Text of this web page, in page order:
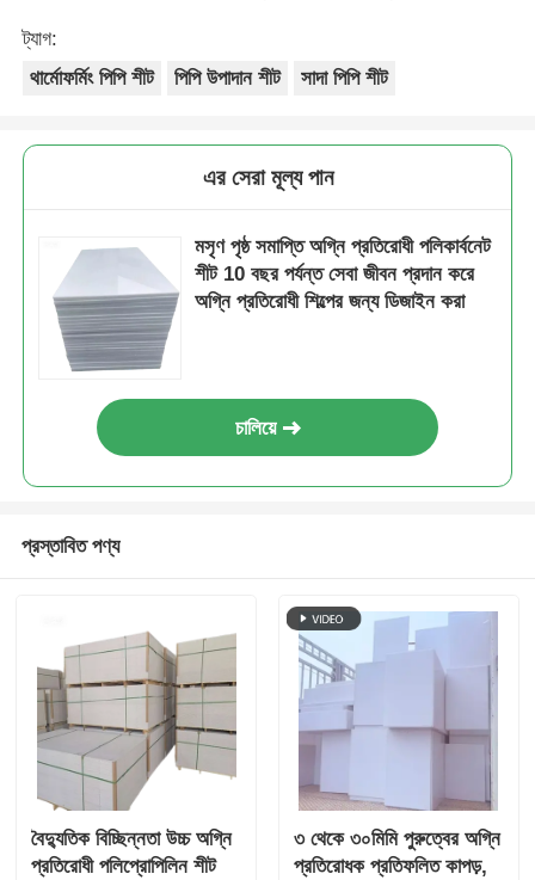
ট্যাগ:
থার্মোফর্মিং পিপি শীট
পিপি উপাদান শীট সাদা পিপি শীট
এর সেরা মূল্য পান
মসৃণ পৃষ্ঠ সমাপ্তি অগ্নি প্রতিরোধী পলিকার্বনেট
শীট 10 বছর পর্যন্ত সেবা জীবন প্রদান করে
অগ্নি প্রতিরোধী শিল্পের জন্য ডিজাইন করা
চালিয়ে
প্রস্তাবিত পণ্য
বৈদ্যুতিক বিচ্ছিন্নতা উচ্চ অগ্নি
প্রতিরোধী পলিপ্রোপিলিন শীট
৩ থেকে ৩০মিমি পুরুত্বের অগ্নি
প্রতিরোধক প্রতিফলিত কাপড়,